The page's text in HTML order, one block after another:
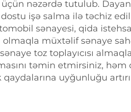
nəzərdə tutulub.
işə salma ilə təchiz
sənayesi, qida
müxtəlif sənaye
toz toplayıcısı
təmin etmirsiniz, həm
uyğunluğu